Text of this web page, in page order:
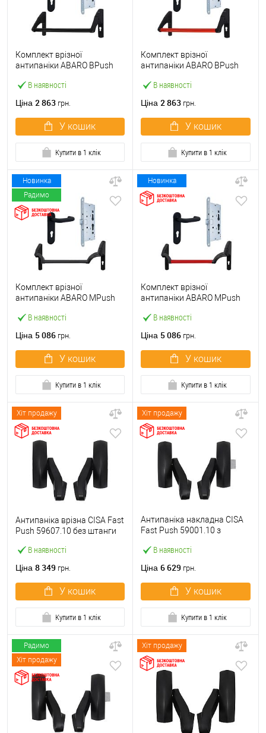
В наявності
Комплект врізної
антипаніки ABARO BPush
чорний із замком та ручкою
Ціна 2 863 грн.
У кошик
Купити в 1 клік
В наявності
Комплект врізної
антипаніки ABARO BPush
червоний із замком та
Ціна 2 863 грн.
У кошик
Купити в 1 клік
Новинка
Радимо
В наявності
Комплект врізної
антипаніки ABARO МPush
чорний із замком та ручкою
Ціна 5 086 грн.
У кошик
Купити в 1 клік
Новинка
В наявності
Комплект врізної
антипаніки ABARO МPush
червоний із замком та
Ціна 5 086 грн.
У кошик
Купити в 1 клік
Хіт продажу
В наявності
Антипаніка врізна CISA Fast
Push 59607.10 без штанги
Ціна 8 349 грн.
У кошик
Купити в 1 клік
Хіт продажу
В наявності
Антипаніка накладна CISA
Fast Push 59001.10 з
Ціна 6 629 грн.
У кошик
Купити в 1 клік
Радимо
Хіт продажу
Хіт продажу